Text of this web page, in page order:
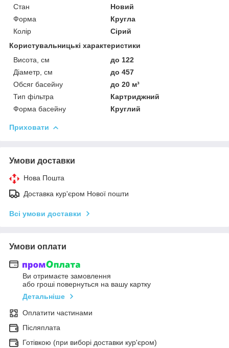
Стан
Новий
Форма
Кругла
Колір
Сірий
Користувальницькі характеристики
Висота, см
до 122
Діаметр, см
до 457
Обсяг басейну
до 20 м³
Тип фільтра
Картриджний
Форма басейну
Круглий
Приховати
Умови доставки
Нова Пошта
Доставка кур'єром Нової пошти
Всі умови доставки
Умови оплати
Ви отримаєте замовлення
або гроші повернуться на вашу картку
Детальніше
Оплатити частинами
Післяплата
Готівкою (при виборі доставки кур'єром)